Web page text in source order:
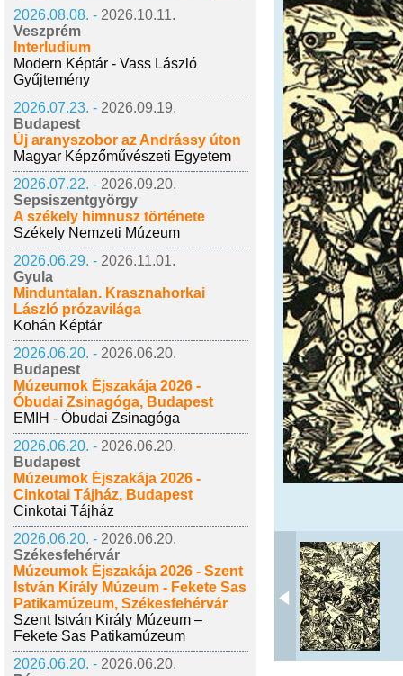
2026.08.08. - 2026.10.11.
Veszprém
Interludium
Modern Képtár - Vass László
Gyűjtemény
2026.07.23. - 2026.09.19.
Budapest
Új aranyszobor az Andrássy úton
Magyar Képzőművészeti Egyetem
2026.07.22. - 2026.09.20.
Sepsiszentgyörgy
A székely himnusz története
Székely Nemzeti Múzeum
2026.06.29. - 2026.11.01.
Gyula
Minduntalan. Krasznahorkai
László prózavilága
Kohán Képtár
2026.06.20. - 2026.06.20.
Budapest
Múzeumok Éjszakája 2026 -
Óbudai Zsinagóga, Budapest
EMIH - Óbudai Zsinagóga
2026.06.20. - 2026.06.20.
Budapest
Múzeumok Éjszakája 2026 -
Cinkotai Tájház, Budapest
Cinkotai Tájház
2026.06.20. - 2026.06.20.
Székesfehérvár
Múzeumok Éjszakája 2026 - Szent
István Király Múzeum - Fekete Sas
Patikamúzeum, Székesfehérvár
Szent István Király Múzeum –
Fekete Sas Patikamúzeum
2026.06.20. - 2026.06.20.